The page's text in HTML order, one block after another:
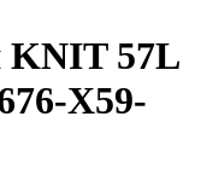
KNIT 57L
X59-